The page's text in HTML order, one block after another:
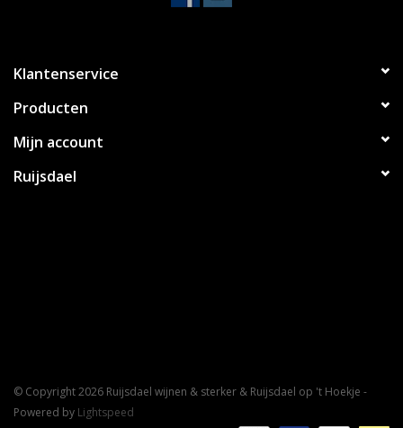
Klantenservice
Producten
Mijn account
Ruijsdael
© Copyright 2026 Ruijsdael wijnen & sterker & Ruijsdael op 't Hoekje -
Powered by Lightspeed